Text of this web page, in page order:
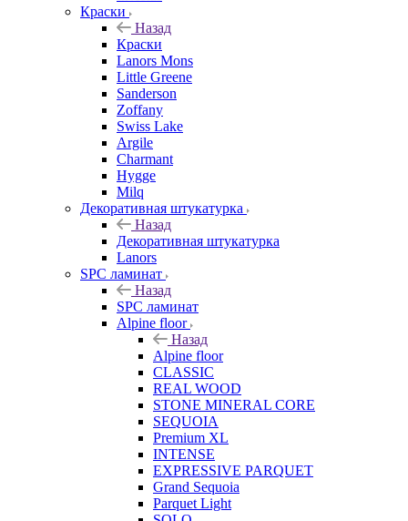
Краски
Назад
Краски
Lanors Mons
Little Greene
Sanderson
Zoffany
Swiss Lake
Argile
Charmant
Hygge
Milq
Декоративная штукатурка
Назад
Декоративная штукатурка
Lanors
SPC ламинат
Назад
SPC ламинат
Alpine floor
Назад
Alpine floor
CLASSIC
REAL WOOD
STONE MINERAL CORE
SEQUOIA
Premium XL
INTENSE
EXPRESSIVE PARQUET
Grand Sequoia
Parquet Light